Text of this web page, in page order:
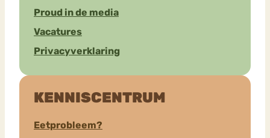
Proud in de media
Vacatures
Privacyverklaring
KENNISCENTRUM
Eetprobleem?